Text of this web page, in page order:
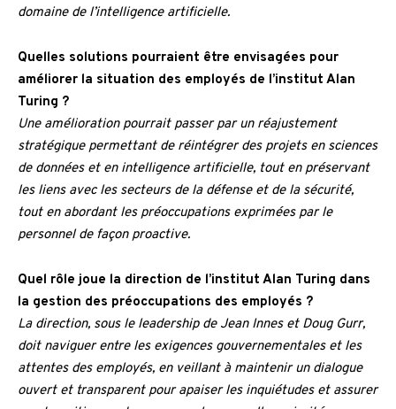
domaine de l’intelligence artificielle.
Quelles solutions pourraient être envisagées pour
améliorer la situation des employés de l’institut Alan
Turing ?
Une amélioration pourrait passer par un réajustement
stratégique permettant de réintégrer des projets en sciences
de données et en intelligence artificielle, tout en préservant
les liens avec les secteurs de la défense et de la sécurité,
tout en abordant les préoccupations exprimées par le
personnel de façon proactive.
Quel rôle joue la direction de l’institut Alan Turing dans
la gestion des préoccupations des employés ?
La direction, sous le leadership de Jean Innes et Doug Gurr,
doit naviguer entre les exigences gouvernementales et les
attentes des employés, en veillant à maintenir un dialogue
ouvert et transparent pour apaiser les inquiétudes et assurer